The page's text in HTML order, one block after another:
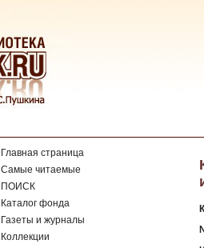
Главная страница
Самые читаемые
ПОИСК
Каталог фонда
Газеты и журналы
Коллекции